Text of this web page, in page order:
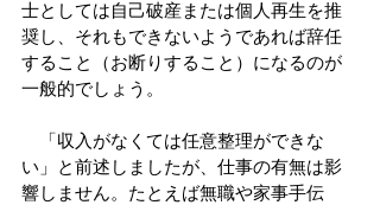
士としては自己破産または個人再生を推
奨し、それもできないようであれば辞任
すること（お断りすること）になるのが
一般的でしょう。
「収入がなくては任意整理ができな
い」と前述しましたが、仕事の有無は影
響しません。たとえば無職や家事手伝